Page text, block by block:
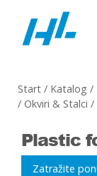
Start / Katalog /
/ Okviri & Stalci /
Plastic
Zatražite